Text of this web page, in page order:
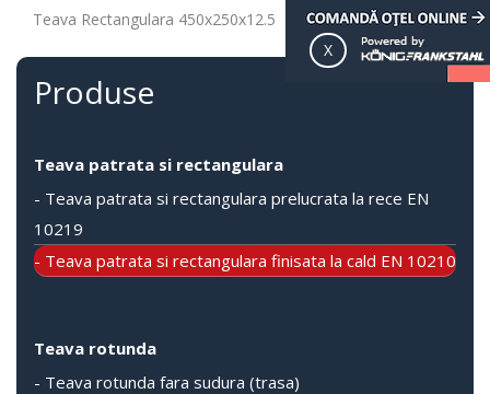
Teava Rectangulara 450x250x12.5
Produse
Teava patrata si rectangulara
- Teava patrata si rectangulara prelucrata la rece EN
10219
- Teava patrata si rectangulara finisata la cald EN 10210
Teava rotunda
- Teava rotunda fara sudura (trasa)